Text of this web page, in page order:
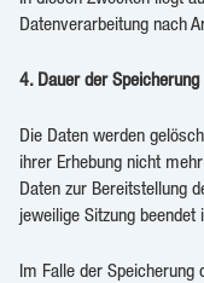
Datenverarbeitung nach
4. Dauer der Speicherung
Die Daten werden
ihrer Erhebung nicht
Daten zur Bereitstellung
jeweilige Sitzung beendet
Im Falle der